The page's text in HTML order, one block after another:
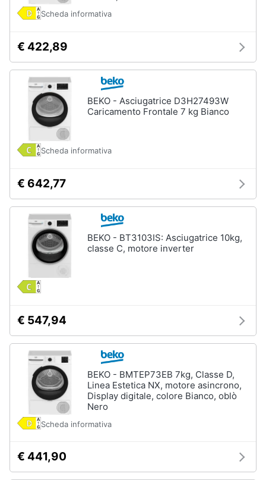
offerta
tutti
Scheda informativa
€ 422,89
BEKO - Asciugatrice D3H27493W
Caricamento Frontale 7 kg Bianco
Scheda informativa
€ 642,77
BEKO - BT3103IS: Asciugatrice 10kg,
classe C, motore inverter
€ 547,94
BEKO - BMTEP73EB 7kg, Classe D,
Linea Estetica NX, motore asincrono,
Display digitale, colore Bianco, oblò
Nero
Scheda informativa
€ 441,90